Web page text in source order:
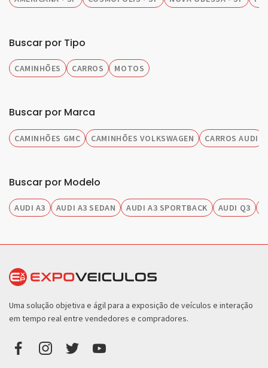
Buscar por Tipo
CAMINHÕES CARROS MOTOS
Buscar por Marca
CAMINHÕES GMC CAMINHÕES VOLKSWAGEN CARROS AUDI
Buscar por Modelo
AUDI A3 AUDI A3 SEDAN AUDI A3 SPORTBACK AUDI Q3
Uma solução objetiva e ágil para a exposição de veículos e interação
em tempo real entre vendedores e compradores.